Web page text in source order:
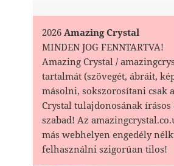
2026Amazing Crystal
MINDEN JOG FENNTARTVA!
Amazing Crystal /
tartalmát (szövegét, ábráit,
másolni, sokszorosítani csak
Crystal tulajdonosának írásos
szabad! Az
más webhelyen engedély
felhasználni szigorúan tilos!